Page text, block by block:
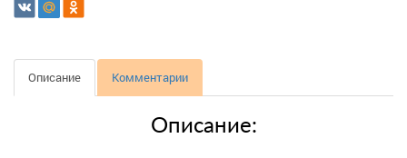
Описание Комментарии
Описание: